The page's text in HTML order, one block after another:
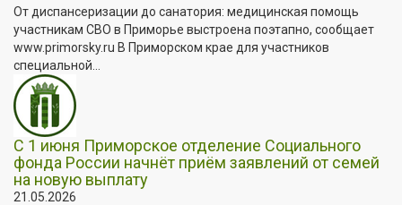
От диспансеризации до санатория: медицинская помощь
участникам СВО в Приморье выстроена поэтапно, сообщает
www.primorsky.ru В Приморском крае для участников
специальной...
С 1 июня Приморское отделение Социального
фонда России начнёт приём заявлений от семей
на новую выплату
21.05.2026